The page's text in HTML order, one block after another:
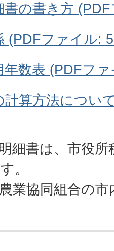
書の書き方
(PDFファイル:
年数表 (PDFフ
計算方法につい
細書は、市役
。
業協同組合の